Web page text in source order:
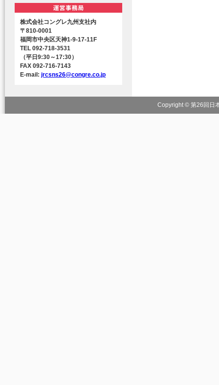
株式会社コングレ九州支社内
〒810-0001
福岡市中央区天神1-9-17-11F
TEL 092-718-3531
（平日9:30～17:30）
FAX 092-716-7143
E-mail: jrcsns26@congre.co.jp
Copyright © 第26回日